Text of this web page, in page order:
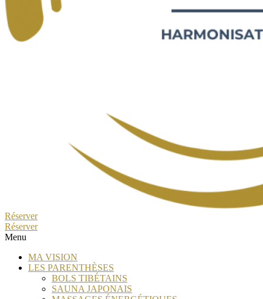
Réserver
Réserver
Menu
MA VISION
LES PARENTHÈSES
BOLS TIBÉTAINS
SAUNA JAPONAIS